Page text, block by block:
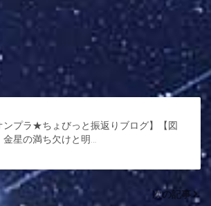
ンプラ★ちょびっと振返りブログ】【図
金星の満ち欠けと明…
次の記事